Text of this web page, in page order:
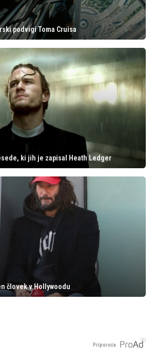
podvigi Toma Cruisa
ki jih je zapisal Heath Ledger
človek v Hollywoodu
Priporoča